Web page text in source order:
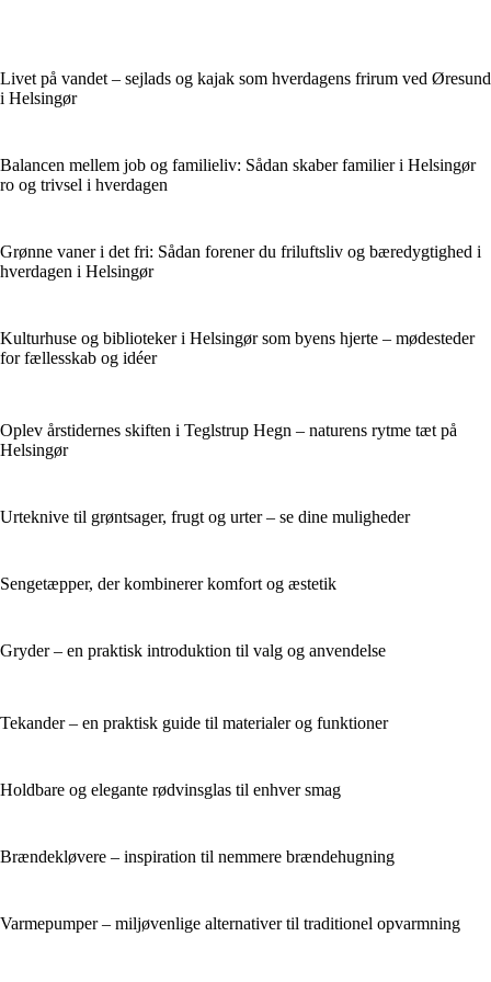
Livet på vandet – sejlads og kajak som hverdagens frirum ved Øresund
i Helsingør
Balancen mellem job og familieliv: Sådan skaber familier i Helsingør
ro og trivsel i hverdagen
Grønne vaner i det fri: Sådan forener du friluftsliv og bæredygtighed i
hverdagen i Helsingør
Kulturhuse og biblioteker i Helsingør som byens hjerte – mødesteder
for fællesskab og idéer
Oplev årstidernes skiften i Teglstrup Hegn – naturens rytme tæt på
Helsingør
Urteknive til grøntsager, frugt og urter – se dine muligheder
Sengetæpper, der kombinerer komfort og æstetik
Gryder – en praktisk introduktion til valg og anvendelse
Tekander – en praktisk guide til materialer og funktioner
Holdbare og elegante rødvinsglas til enhver smag
Brændekløvere – inspiration til nemmere brændehugning
Varmepumper – miljøvenlige alternativer til traditionel opvarmning